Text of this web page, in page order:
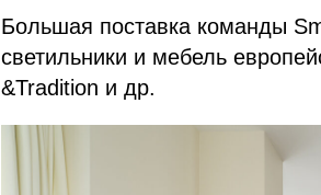
Большая поставка команды
светильники и мебель
&Tradition и др.